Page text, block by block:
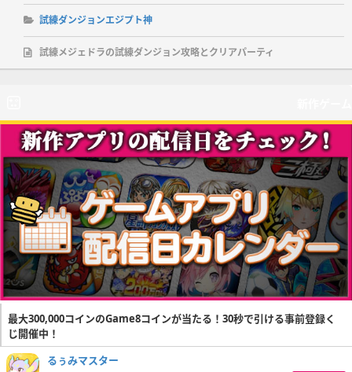
試練ダンジョンエジプト神
試練メジェドラの試練ダンジョン攻略とクリアパーティ
最大300,000コインのGame8コインが当たる！30秒で引ける事前登録く
じ開催中！
るぅみマスター